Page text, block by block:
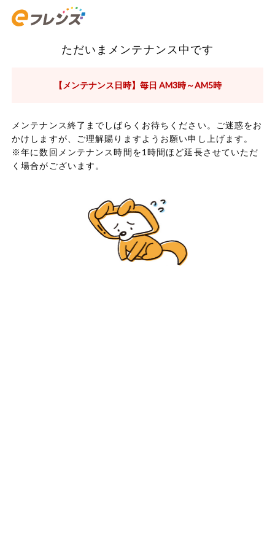
ただいまメンテナンス中です
【メンテナンス日時】毎日 AM3時～AM5時
メンテナンス終了までしばらくお待ちください。ご迷惑をお
かけしますが、ご理解賜りますようお願い申し上げます。
※年に数回メンテナンス時間を1時間ほど延長させていただ
く場合がございます。